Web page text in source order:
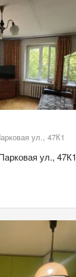
ул., 47К1
ул., 47К1